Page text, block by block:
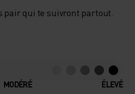
pair qui te suivront partout.
MODÉRÉ ÉLEVÉ